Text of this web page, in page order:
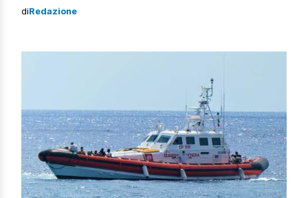
con tre diverse “carrette”. Lo sbarco delle scorse ore si
somali, è stato agganciato a 29 miglia […]
diRedazione